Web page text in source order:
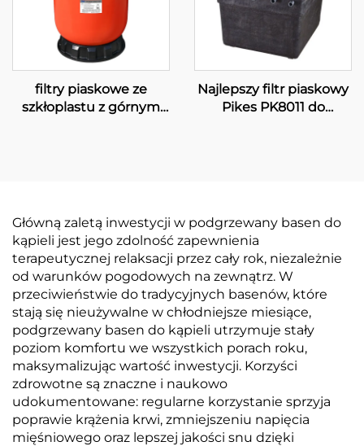
filtry piaskowe ze
szkłoplastu z górnym
Najlepszy filtr piaskowy
Pikes PK8011 do
Główną zaletą inwestycji w podgrzewany basen do
kąpieli jest jego zdolność zapewnienia
terapeutycznej relaksacji przez cały rok, niezależnie
od warunków pogodowych na zewnątrz. W
przeciwieństwie do tradycyjnych basenów, które
stają się nieużywalne w chłodniejsze miesiące,
podgrzewany basen do kąpieli utrzymuje stały
poziom komfortu we wszystkich porach roku,
maksymalizując wartość inwestycji. Korzyści
zdrowotne są znaczne i naukowo
udokumentowane: regularne korzystanie sprzyja
poprawie krążenia krwi, zmniejszeniu napięcia
mięśniowego oraz lepszej jakości snu dzięki